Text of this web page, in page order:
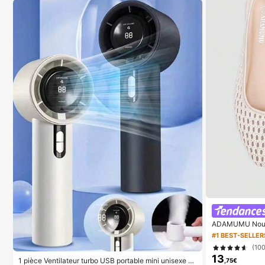
1 pièce Ventilateur turbo USB portable mini unisexe p
ADAMUMU
essées de
mmes,
ntemps/été,
#1 BEST-
13 ,75€